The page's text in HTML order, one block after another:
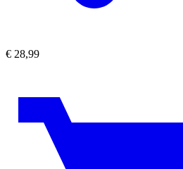
€ 28,99